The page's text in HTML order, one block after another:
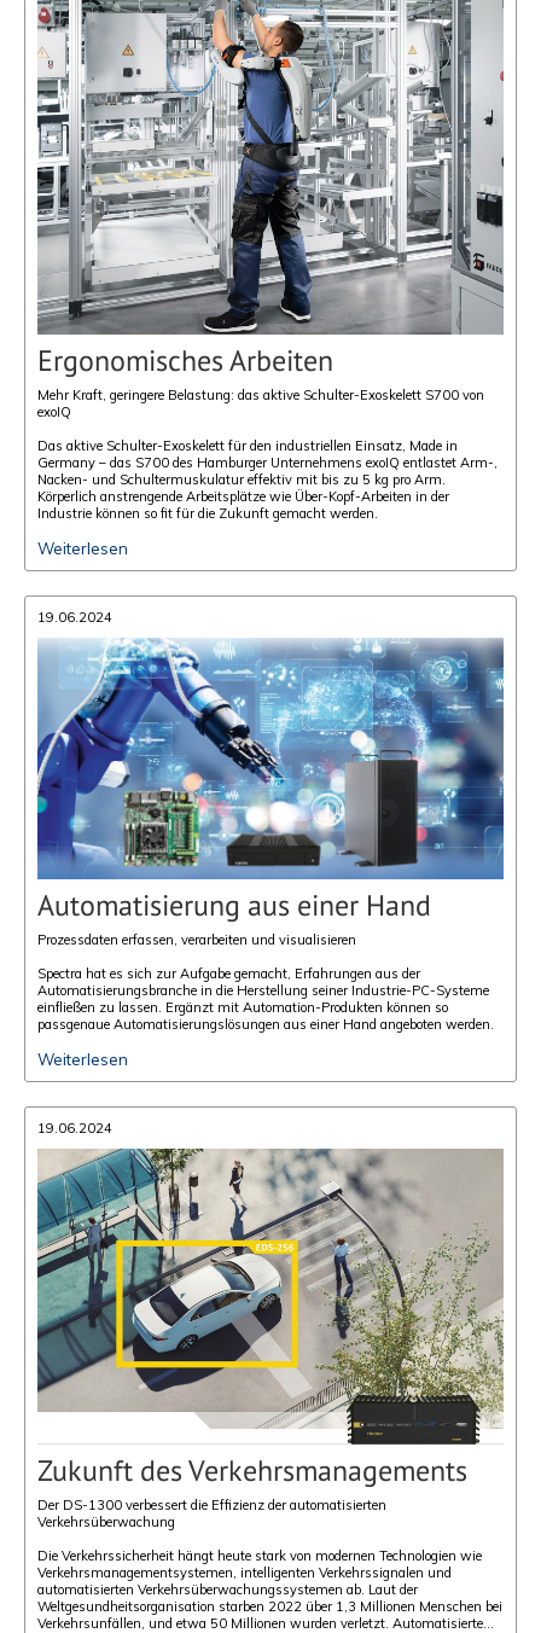
Ergonomisches Arbeiten
Mehr Kraft, geringere Belastung: das aktive Schulter-Exoskelett S700 von
exoIQ
Das aktive Schulter-Exoskelett für den industriellen Einsatz, Made in
Germany – das S700 des Hamburger Unternehmens exoIQ entlastet Arm-,
Nacken- und Schultermuskulatur effektiv mit bis zu 5 kg pro Arm.
Körperlich anstrengende Arbeitsplätze wie Über-Kopf-Arbeiten in der
Industrie können so fit für die Zukunft gemacht werden.
Weiterlesen
19.06.2024
Automatisierung aus einer Hand
Prozessdaten erfassen, verarbeiten und visualisieren
Spectra hat es sich zur Aufgabe gemacht, Erfahrungen aus der
Automatisierungsbranche in die Herstellung seiner Industrie-PC-Systeme
einfließen zu lassen. Ergänzt mit Automation-Produkten können so
passgenaue Automatisierungslösungen aus einer Hand angeboten werden.
Weiterlesen
19.06.2024
Zukunft des Verkehrsmanagements
Der DS-1300 verbessert die Effizienz der automatisierten
Verkehrsüberwachung
Die Verkehrssicherheit hängt heute stark von modernen Technologien wie
Verkehrsmanagementsystemen, intelligenten Verkehrssignalen und
automatisierten Verkehrsüberwachungssystemen ab. Laut der
Weltgesundheitsorganisation starben 2022 über 1,3 Millionen Menschen bei
Verkehrsunfällen, und etwa 50 Millionen wurden verletzt. Automatisierte